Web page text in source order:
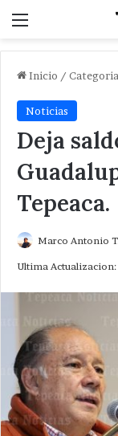
Menu
Inicio /
Noticias
Deja
Tepeaca.
Marco Antonio
Ultima